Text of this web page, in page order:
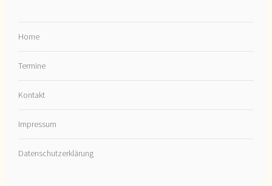
Home
Termine
Kontakt
Impressum
Datenschutzerklärung